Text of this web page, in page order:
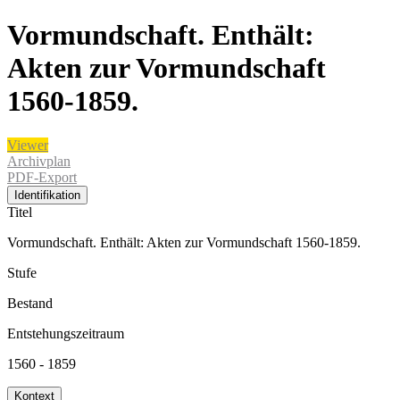
Vormundschaft. Enthält:
Akten zur Vormundschaft
1560-1859.
Viewer
Archivplan
PDF-Export
Identifikation
Titel
Vormundschaft. Enthält: Akten zur Vormundschaft 1560-1859.
Stufe
Bestand
Entstehungszeitraum
1560 - 1859
Kontext